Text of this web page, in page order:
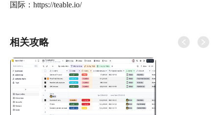
国际：https://teable.io/
相关攻略